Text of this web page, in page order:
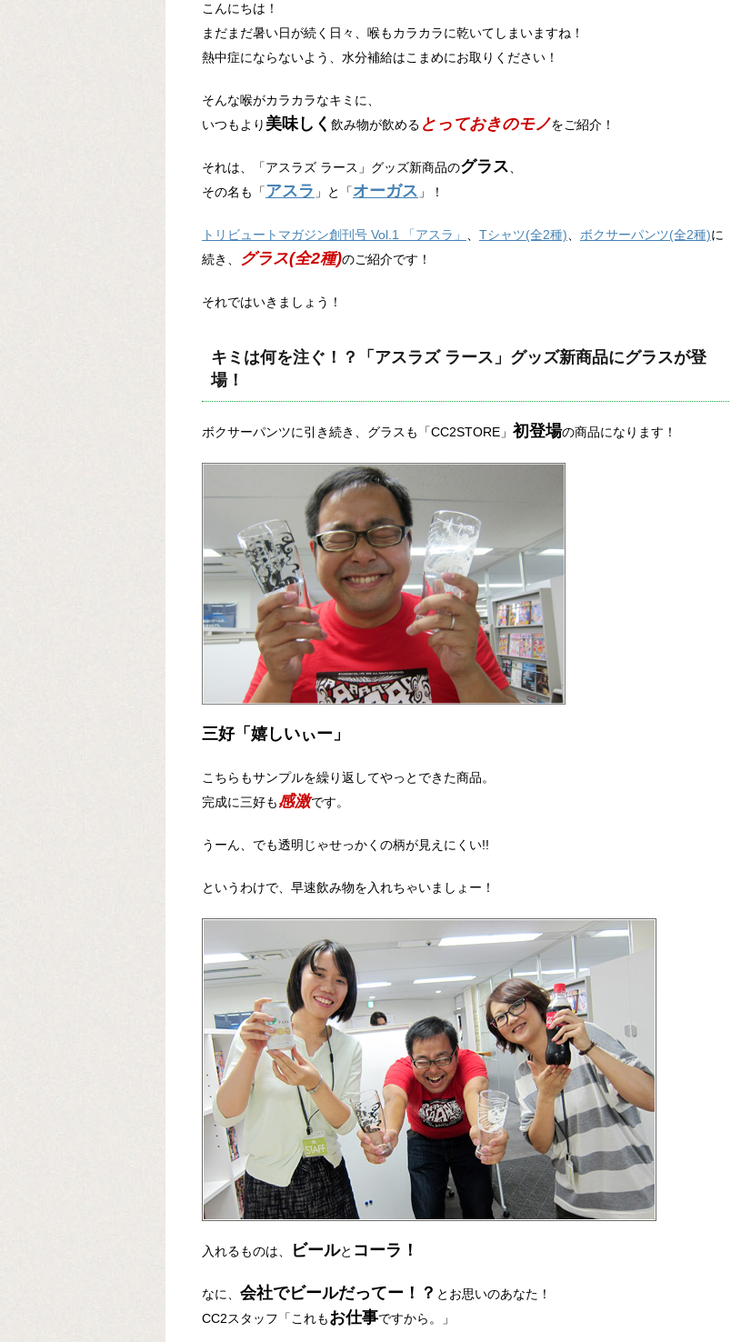
こんにちは！
まだまだ暑い日が続く日々、喉もカラカラに乾いてしまいますね！
熱中症にならないよう、水分補給はこまめにお取りください！
そんな喉がカラカラなキミに、
いつもより 美味しく 飲み物が飲める とっておきのモノをご紹介！
それは、「アスラズ ラース」グッズ新商品のグラス
その名も「アスラ 」と「オーガス 」！
トリビュートマガジン創刊号 Vol.1 「アスラ」 Tシャツ(全2種) ボクサーパンツ(全2種)に
続き、
グラス(全2種)のご紹介です！
それではいきましょう！
キミは何を注ぐ！？「アスラズ ラース」グッズ新商品にグラスが登
場！
ボクサーパンツに引き続き、グラスも「CC2STORE」 初登場の商品になります！
三好「嬉しいぃー」
こちらもサンプルを繰り返してやっとできた商品。
完成に三好も感激です。
うーん、でも透明じゃせっかくの柄が見えにくい!!
というわけで、早速飲み物を入れちゃいましょー！
入れるものは、 ビールと コーラ！
なに、 会社でビールだってー！？ とお思いのあなた！
CC2スタッフ「これもお仕事ですから。」